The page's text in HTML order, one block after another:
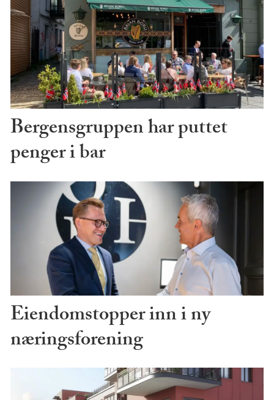
Bergensgruppen har puttet
penger i bar
Eiendomstopper inn i ny
næringsforening